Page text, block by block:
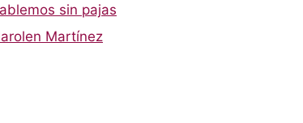
sin pajas
Martínez